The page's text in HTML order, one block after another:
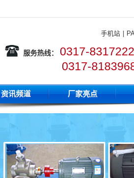
手机站
服务热线： 0317-
0317-
资讯频道 厂家亮点